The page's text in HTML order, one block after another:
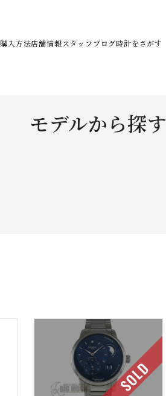
購入方法店舗情報スタッフブログ時計をさがす
モデルから探す
SOLD